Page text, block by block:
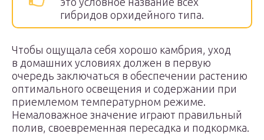
гибридов орхидейного типа.
Чтобы ощущала себя хорошо камбрия, уход
в домашних условиях должен в первую
очередь заключаться в обеспечении растению
оптимального освещения и содержании при
приемлемом температурном режиме.
Немаловажное значение играют правильный
полив, своевременная пересадка и подкормка.